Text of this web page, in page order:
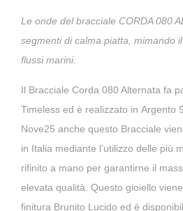
Le onde del bracciale CORDA 080
segmenti di calma piatta, mimando
flussi marini.​
Il Bracciale Corda 080 Alternata fa
Timeless ed è realizzato in Argento
Nove25 anche questo Bracciale
in Italia mediante l’utilizzo delle più
rifinito a mano per garantirne il
elevata qualità . Questo gioiello
finitura Brunito Lucido ed è